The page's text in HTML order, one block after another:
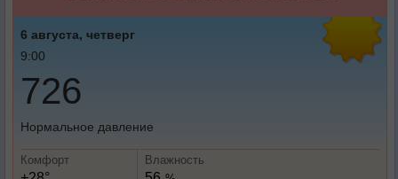
6 августа, четверг
9:00
726
Нормальное давление
Комфорт Влажность